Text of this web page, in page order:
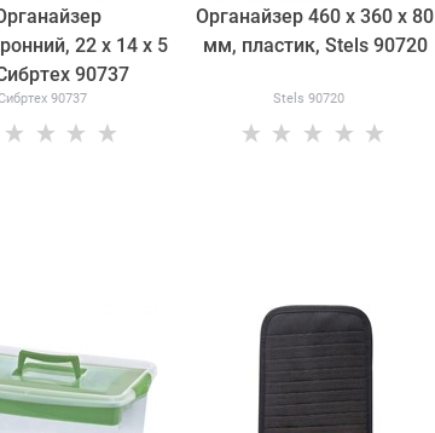
22 х 14 х 5
90737
90737
Органайзер 460 х 360 х 80
мм, пластик, Stels 90720
Stels 90720